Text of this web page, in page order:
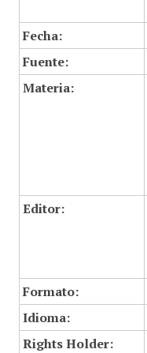
Fecha:
Fuente:
Materia:
Editor:
Formato:
Idioma:
Rights Holder: